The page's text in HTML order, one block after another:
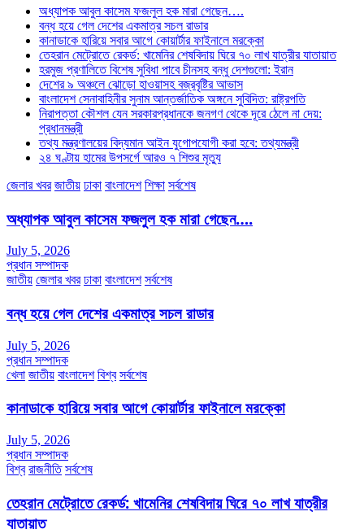
অধ্যাপক আবুল কাসেম ফজলুল হক মারা গেছেন….
বন্ধ হয়ে গেল দেশের একমাত্র সচল রাডার
কানাডাকে হারিয়ে সবার আগে কোয়ার্টার ফাইনালে মরক্কো
তেহরান মেট্রোতে রেকর্ড: খামেনির শেষবিদায় ঘিরে ৭০ লাখ যাত্রীর যাতায়াত
হরমুজ প্রণালিতে বিশেষ সুবিধা পাবে চীনসহ বন্ধু দেশগুলো: ইরান
দেশের ৯ অঞ্চলে ঝোড়ো হাওয়াসহ বজ্রবৃষ্টির আভাস
বাংলাদেশ সেনাবাহিনীর সুনাম আন্তর্জাতিক অঙ্গনে সুবিদিত: রাষ্ট্রপতি
নিরাপত্তা কৌশল যেন সরকারপ্রধানকে জনগণ থেকে দূরে ঠেলে না দেয়:
প্রধানমন্ত্রী
তথ্য মন্ত্রণালয়ের বিদ্যমান আইন যুগোপযোগী করা হবে: তথ্যমন্ত্রী
২৪ ঘণ্টায় হামের উপসর্গে আরও ৭ শিশুর মৃত্যু
জেলার খবর জাতীয় ঢাকা বাংলাদেশ শিক্ষা সর্বশেষ
অধ্যাপক আবুল কাসেম ফজলুল হক মারা গেছেন….
July 5, 2026
প্রধান সম্পাদক
জাতীয় জেলার খবর ঢাকা বাংলাদেশ সর্বশেষ
বন্ধ হয়ে গেল দেশের একমাত্র সচল রাডার
July 5, 2026
প্রধান সম্পাদক
খেলা জাতীয় বাংলাদেশ বিশ্ব সর্বশেষ
কানাডাকে হারিয়ে সবার আগে কোয়ার্টার ফাইনালে মরক্কো
July 5, 2026
প্রধান সম্পাদক
বিশ্ব রাজনীতি সর্বশেষ
তেহরান মেট্রোতে রেকর্ড: খামেনির শেষবিদায় ঘিরে ৭০ লাখ যাত্রীর
যাতায়াত